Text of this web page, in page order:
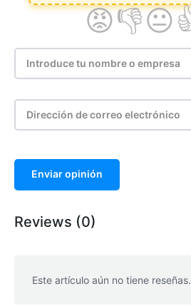
Enviar opinión
Reviews (0)
Este artículo aún no tiene reseñas.